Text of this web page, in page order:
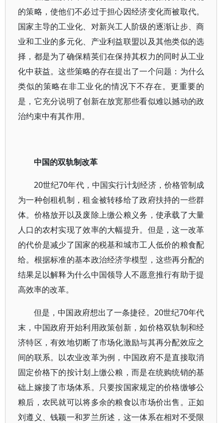
的策略，使他们不必过于担心因经济变化而被取代。
国家主导的工业化、对新兴工人阶级的逐渐让步、商
业和工业的多元化、产业利益联盟以及其他类似的选
择，都是为了确保精英们在保持其权力的同时从工业
化中获益。这些策略的存在提出了一个问题：为什么
类似的策略在非工业化的情况下不存在。更重要的
是，它充分说明了创新在放宽那些看似难以撼动的政
治约束中有其作用。
中国的双轨制改革
20世纪70年代，中国实行计划经济，价格管制成
为一种创租机制，租金被转移给了政府扶持的一些群
体。价格放开以及废除上缴公粮义务，使承载了大量
人口的农村实现了效率的大幅提升。但是，这一改革
的代价是减少了国家的税基和城市工人低价的粮食配
给。根据标准的基本政治经济学模型，这些再分配的
结果足以解释为什么中国领导人不愿意推行有助于提
高效率的改革。
但是，中国政府想出了一条捷径。20世纪70年代
末，中国政府开始利用政策创新，如价格双轨制和经
济特区，有效地切断了市场化激励与其再分配效应之
间的联系。以农业改革为例，中国政府不是直接取消
固定价格下的按计划上缴公粮，而是在统购统销的基
础上嫁接了市场体系。只要按国家规定的价格缴够公
粮后，农民就可以将多余的粮食以市场价出售。正如
刘遵义、钱颖一和罗兰所述，这一体系在相对不受限